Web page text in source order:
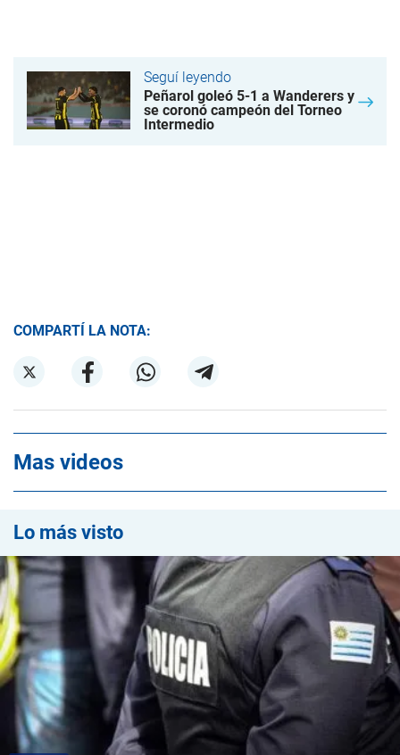
Seguí leyendo
Peñarol goleó 5-1 a Wanderers y
se coronó campeón del Torneo
Intermedio
COMPARTÍ LA NOTA:
Mas videos
Lo más visto